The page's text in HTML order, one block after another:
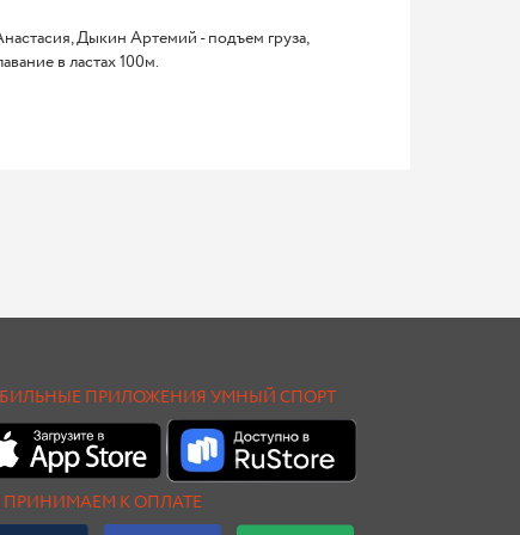
Дыкин Артемий - подъем груза,
в ластах 100м.
ПРИЛОЖЕНИЯ УМНЫЙ СПОРТ
К ОПЛАТЕ